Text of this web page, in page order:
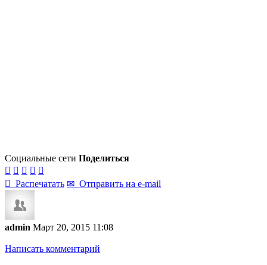
Социальные сети Поделиться
    
 Распечатать ✉ Отправить на e-mail
admin Март 20, 2015 11:08
Написать комментарий